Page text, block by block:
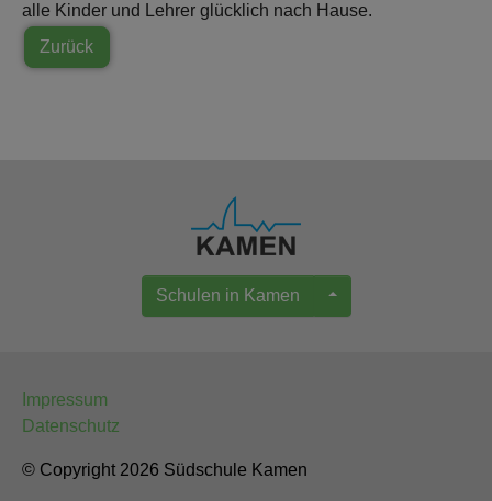
alle Kinder und Lehrer glücklich nach Hause.
Zurück
Schulen in Kamen
Impressum
Datenschutz
© Copyright 2026 Südschule Kamen